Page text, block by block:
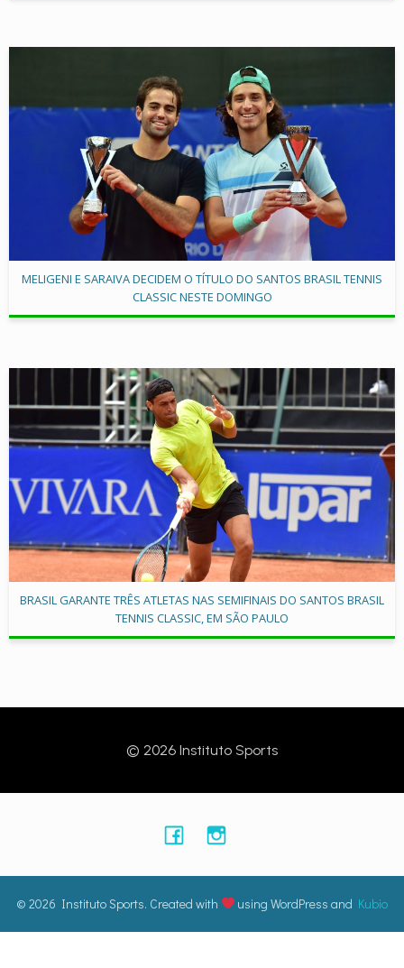
MELIGENI E SARAIVA DECIDEM O TÍTULO DO SANTOS BRASIL TENNIS
CLASSIC NESTE DOMINGO
BRASIL GARANTE TRÊS ATLETAS NAS SEMIFINAIS DO SANTOS BRASIL
TENNIS CLASSIC, EM SÃO PAULO
© 2026 Instituto Sports
© 2026 Instituto Sports. Created with using WordPress and Kubio